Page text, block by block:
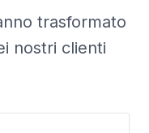
trasformato
nostri clienti